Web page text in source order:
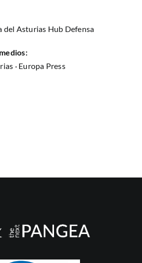
del Asturias Hub Defensa
· Europa Press